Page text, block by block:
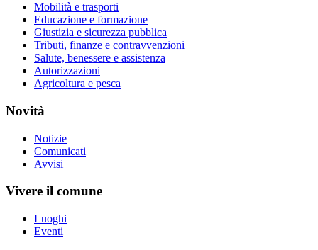
Mobilità e trasporti
Educazione e formazione
Giustizia e sicurezza pubblica
Tributi, finanze e contravvenzioni
Salute, benessere e assistenza
Autorizzazioni
Agricoltura e pesca
Novità
Notizie
Comunicati
Avvisi
Vivere il comune
Luoghi
Eventi